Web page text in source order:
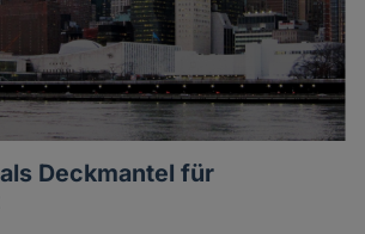
Deckmantel für